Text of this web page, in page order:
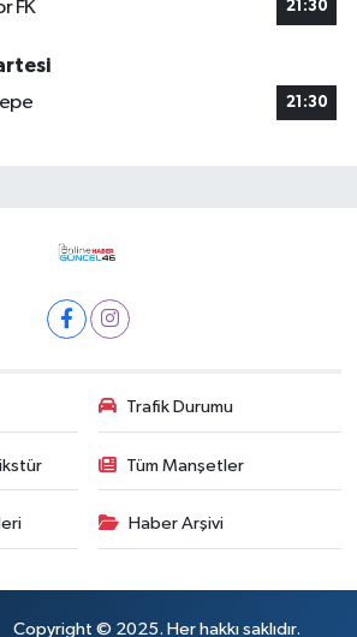
FK 21:30
21:30
Trafik Durumu
Tüm Manşetler
Haber Arşivi
Copyright © 2025. Her hakkı saklıdır.